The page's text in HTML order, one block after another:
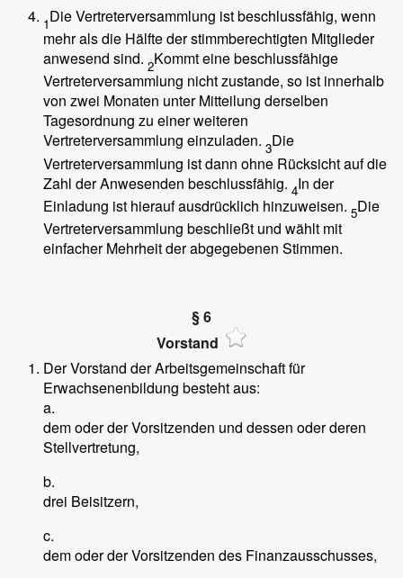
1Die Vertreterversammlung ist beschlussfähig, wenn
mehr als die Hälfte der stimmberechtigten Mitglieder
anwesend sind. 2Kommt eine beschlussfähige
Vertreterversammlung nicht zustande, so ist innerhalb
von zwei Monaten unter Mitteilung derselben
Tagesordnung zu einer weiteren
Vertreterversammlung einzuladen. 3Die
Vertreterversammlung ist dann ohne Rücksicht auf die
Zahl der Anwesenden beschlussfähig. 4In der
Einladung ist hierauf ausdrücklich hinzuweisen. 5Die
Vertreterversammlung beschließt und wählt mit
einfacher Mehrheit der abgegebenen Stimmen.
§ 6
Vorstand
Der Vorstand der Arbeitsgemeinschaft für
Erwachsenenbildung besteht aus:
a.
dem oder der Vorsitzenden und dessen oder deren
Stellvertretung,
b.
drei Beisitzern,
c.
dem oder der Vorsitzenden des Finanzausschusses,